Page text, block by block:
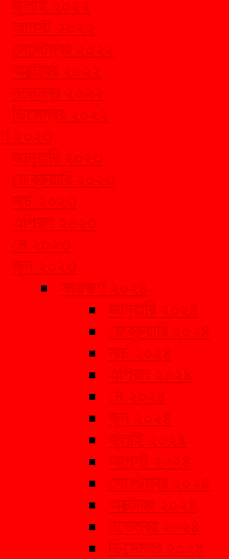
জুলাই ২০২২
আগস্ট ২০২২
সেপ্টেম্বর ২০২২
অক্টোবর ২০২২
নভেম্বর ২০২২
ডিসেম্বর ২০২২
২০২৩
জানুয়ারি ২০২৩
ফেব্রুয়ারি ২০২৩
মার্চ ২০২৩
এপ্রিল ২০২৩
মে ২০২৩
জুন ২০২৩
সংরক্ষণ ২০২৪
জানুয়ারি ২০২৪
ফেব্রুয়ারি ২০২৪
মার্চ ২০২৪
এপ্রিল ২০২৪
মে ২০২৪
জুন ২০২৪
জুলাই ২০২৪
আগস্ট ২০২৪
সেপ্টেম্বর ২০২৪
অক্টোবর ২০২৪
নভেম্বর ২০২৪
ডিসেম্বর ২০২৪